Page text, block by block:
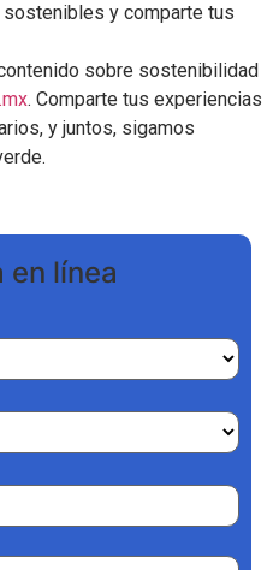
y comparte tus
sobre sostenibilidad
. Comparte tus experiencias
y juntos, sigamos
en línea